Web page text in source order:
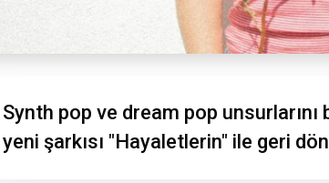
Synth pop ve dream pop
yeni şarkısı "Hayaletlerin" ile geri